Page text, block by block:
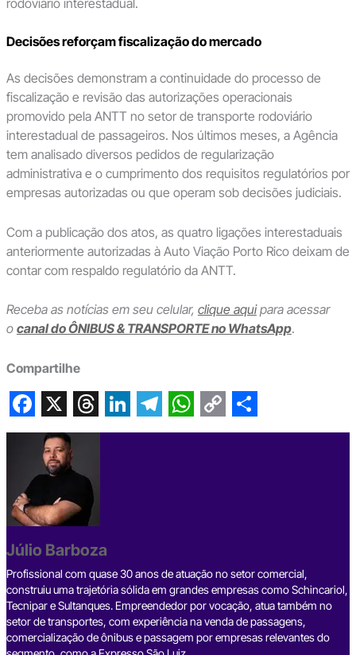
rodoviário interestadual.
Decisões reforçam fiscalização do mercado
As decisões demonstram a continuidade do processo de
fiscalização e revisão das autorizações operacionais
promovido pela ANTT no setor de transporte rodoviário
interestadual de passageiros. Nos últimos meses, a Agência
tem analisado diversos pedidos de regularização
administrativa e o cumprimento dos requisitos regulatórios por
empresas autorizadas ou que operam sob decisões judiciais.
Com a publicação dos atos, as quatro ligações interestaduais
anteriormente autorizadas à Auto Viação Porto Rico deixam de
contar com respaldo regulatório da ANTT.
Receba as notícias em seu celular, clique aquipara acessar
o canal do ÔNIBUS & TRANSPORTE no WhatsApp.
Compartilhe
F
e
b
o
o
k
X T
h
r
e
a
d
s
L
d
I
n
T
a
m
W
p
p
C
n
k
S
Júlio Barboza
Profissional com quase 30 anos de atuação no setor comercial,
construiu uma trajetória sólida em grandes empresas como Schincariol,
Tecnipar e Sultanques. Empreendedor por vocação, atua também no
setor de transportes, com experiência na venda de passagens,
comercialização de ônibus e passagem por empresas relevantes do